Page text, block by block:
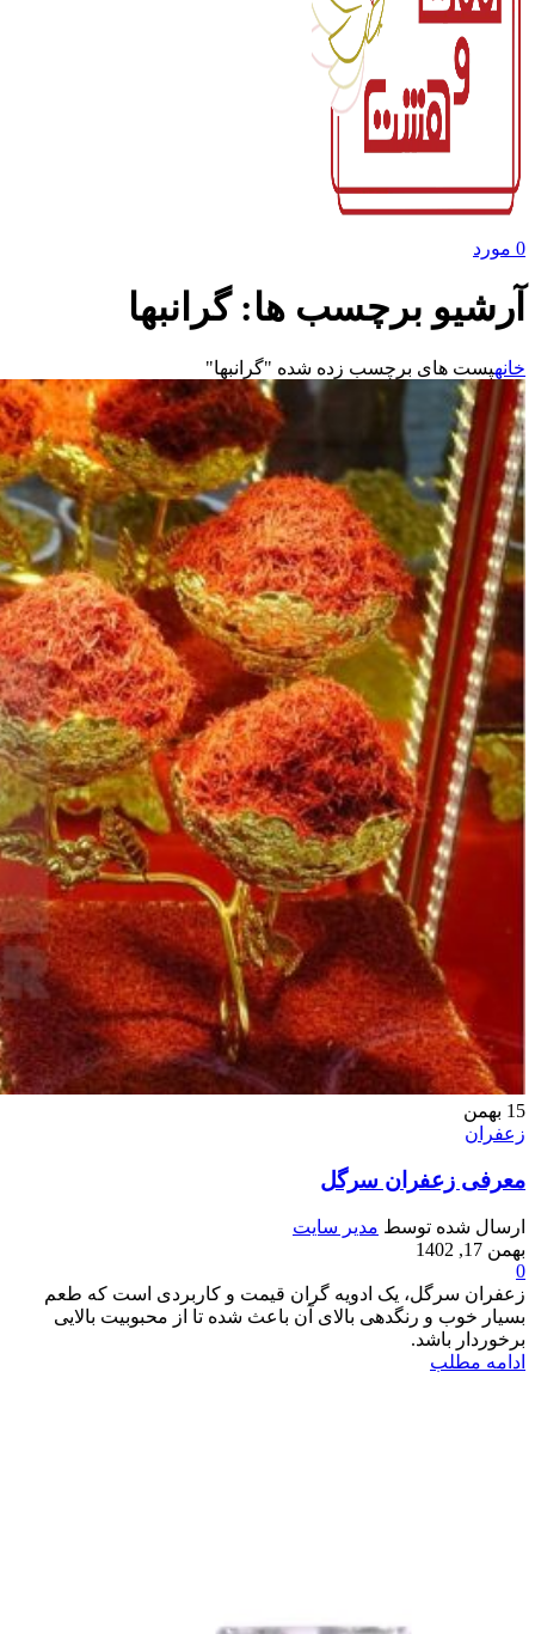
0 مورد
آرشیو برچسب ها: گرانبها
خانهپست های برچسب زده شده "گرانبها"
15 بهمن
زعفران
معرفی زعفران سرگل
ارسال شده توسط مدیر سایت
بهمن 17, 1402
0
زعفران سرگل، یک ادویه گران قیمت و کاربردی است که طعم
بسیار خوب و رنگدهی بالای آن باعث شده تا از محبوبیت بالایی
برخوردار باشد.
ادامه مطلب